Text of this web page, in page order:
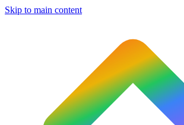
Skip to main content